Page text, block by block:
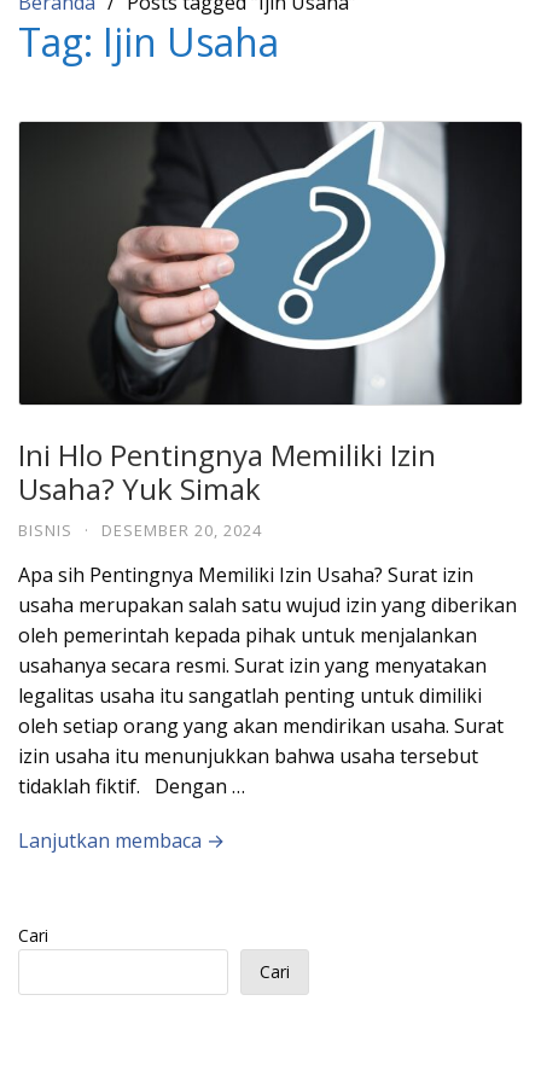
Tag: Ijin Usaha
Ini Hlo Pentingnya Memiliki Izin
Usaha? Yuk Simak
BISNIS · DESEMBER 20, 2024
Apa sih Pentingnya Memiliki Izin Usaha? Surat izin
usaha merupakan salah satu wujud izin yang diberikan
oleh pemerintah kepada pihak untuk menjalankan
usahanya secara resmi. Surat izin yang menyatakan
legalitas usaha itu sangatlah penting untuk dimiliki
oleh setiap orang yang akan mendirikan usaha. Surat
izin usaha itu menunjukkan bahwa usaha tersebut
tidaklah fiktif. Dengan …
Lanjutkan membaca →
Cari
Cari